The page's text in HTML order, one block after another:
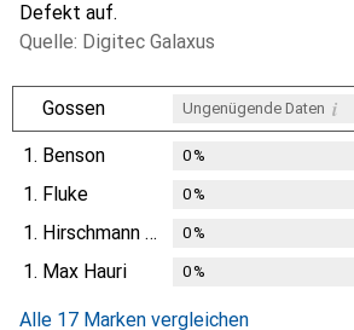
Defekt auf.
Quelle: Digitec Galaxus
Gossen Ungenügende Daten i
1. Benson 0%
1. Fluke 0%
1. Hirschmann Test & Measurement 0%
1. Max Hauri 0%
Alle 17 Marken vergleichen